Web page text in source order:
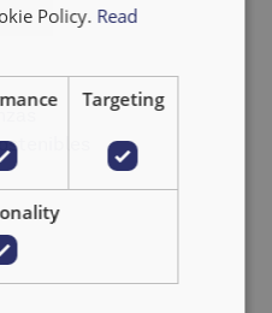
Policy. Read
Targeting